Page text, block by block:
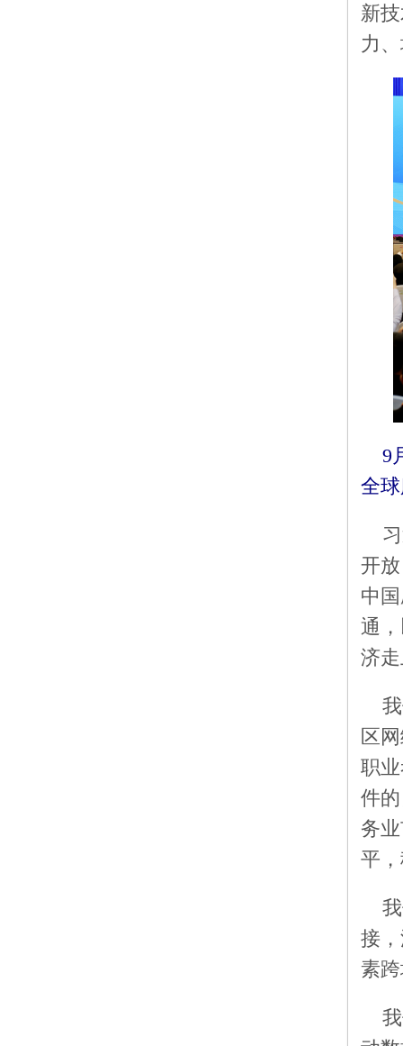
新
力
9
全
开
中
通
济
区
职
件
务
平
接
素